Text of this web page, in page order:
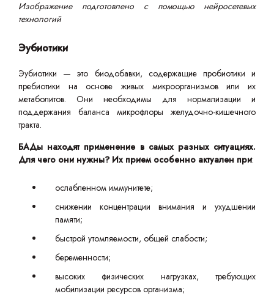
Изображение подготовлено с помощью нейросетевых
технологий
Эубиотики
Эубиотики — это биодобавки, содержащие пробиотики и
пребиотики на основе живых микроорганизмов или их
метаболитов. Они необходимы для нормализации и
поддержания баланса микрофлоры желудочно-кишечного
тракта.
БАДы находят применение в самых разных ситуациях.
Для чего они нужны? Их прием особенно актуален при:
ослабленном иммунитете;
снижении концентрации внимания и ухудшении
памяти;
быстрой утомляемости, общей слабости;
беременности;
высоких физических нагрузках, требующих
мобилизации ресурсов организма;